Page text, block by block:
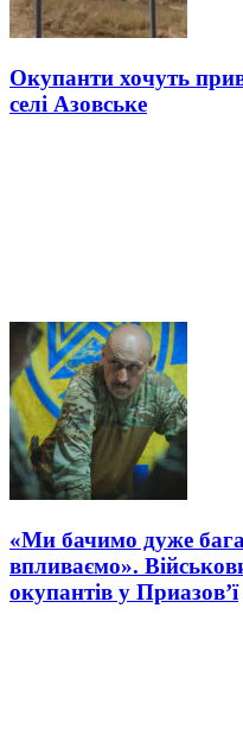
Окупанти хочуть
селі Азовське
«Ми бачимо дуже
впливаємо».
окупантів у Приазов’ї